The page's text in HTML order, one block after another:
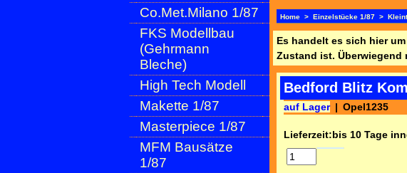
Co.Met.Milano 1/87
FKS Modellbau
(Gehrmann
Bleche)
High Tech Modell
Makette 1/87
Masterpiece 1/87
MFM Bausätze
1/87
Home > Einzelstücke 1/87 >
Es handelt es sich hier
Zustand ist. Überwiegend
Bedford Blitz
auf Lager Opel1235
Lieferzeit:bis 10 Tage